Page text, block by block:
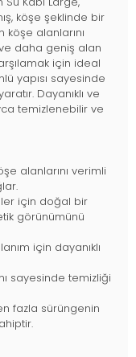
köşe şeklinde bir
köşe alanlarını
daha geniş alan
için ideal
yapısı sayesinde
Dayanıklı ve
temizlenebilir ve
alanlarını verimli
için doğal bir
görünümünü
için dayanıklı
sayesinde temizliği
fazla sürüngenin